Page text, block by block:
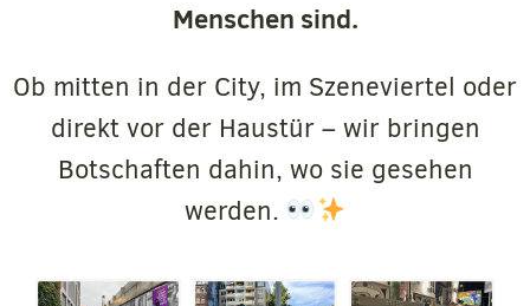
Menschen sind.
Ob mitten in der City, im Szeneviertel oder
direkt vor der Haustür – wir bringen
Botschaften dahin, wo sie gesehen
werden.